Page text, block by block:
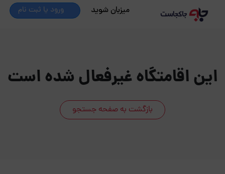
میزبان شوید ورود یا ثبت نام
این اقامتگاه غیرفعال شده است
بازگشت به صفحه جستجو